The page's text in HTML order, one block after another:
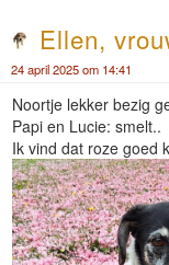
Ellen,
24 april 2025 om 14:41
Noortje lekker bezig
Papi en Lucie: smelt..
Ik vind dat roze goed